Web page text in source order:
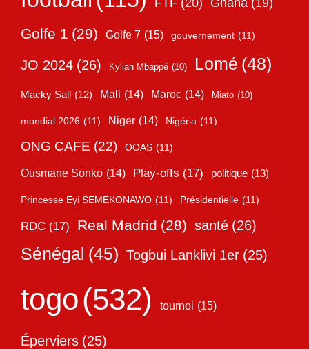
Golfe 1 (29) Golfe 7 (15) gouvernement (11)
JO 2024 (26) Kylian Mbappé (10) Lomé (48)
Macky Sall (12) Mali (14) Maroc (14) Miato (10)
mondial 2026 (11) Niger (14) Nigéria (11)
ONG CAFE (22) OOAS (11)
Ousmane Sonko (14) Play-offs (17) politique (13)
Princesse Eyi SEMEKONAWO (11) Présidentielle (11)
RDC (17) Real Madrid (28) santé (26)
Sénégal (45) Togbui Lanklivi 1er (25)
togo(532) tournoi (15)
Éperviers (25)